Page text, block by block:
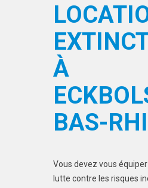
À
BAS-
Vous devez vous
lutte contre les risques